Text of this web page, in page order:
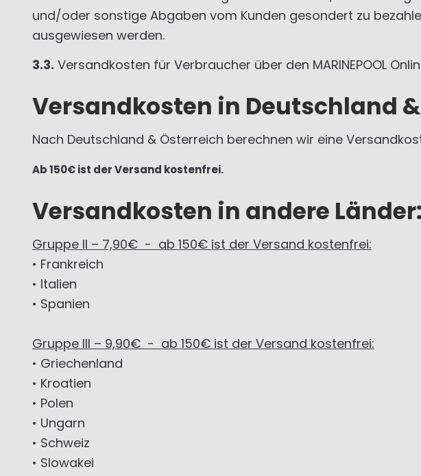
und/oder sonstige Abgaben vom Kunden gesondert zu
ausgewiesen werden.
3.3. Versandkosten für Verbraucher über den MARINEPOOL
Versandkosten in Deutschland
Nach Deutschland & Österreich berechnen wir eine
Ab 150€ ist der Versand kostenfrei.
Versandkosten in andere Länder:
Gruppe II – 7,90€ - ab 150€ ist der Versand kostenfrei:
• Frankreich
• Italien
• Spanien
Gruppe III – 9,90€ - ab 150€ ist der Versand kostenfrei:
• Griechenland
• Kroatien
• Polen
• Ungarn
• Schweiz
• Slowakei